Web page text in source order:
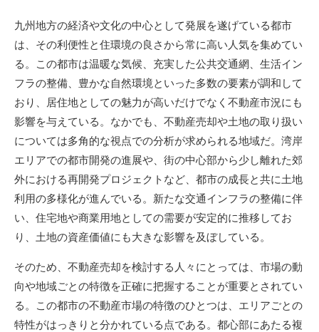
新
日
九州地方の経済や文化の中心として発展を遂げている都市
は、その利便性と住環境の良さから常に高い人気を集めてい
る。
この都市は温暖な気候、充実した公共交通網、生活イン
フラの整備、豊かな自然環境といった多数の要素が調和して
おり、居住地としての魅力が高いだけでなく不動産市況にも
影響を与えている。なかでも、不動産売却や土地の取り扱い
については多角的な視点での分析が求められる地域だ。湾岸
エリアでの都市開発の進展や、街の中心部から少し離れた郊
外における再開発プロジェクトなど、都市の成長と共に土地
利用の多様化が進んでいる。新たな交通インフラの整備に伴
い、住宅地や商業用地としての需要が安定的に推移してお
り、土地の資産価値にも大きな影響を及ぼしている。
そのため、不動産売却を検討する人々にとっては、市場の動
向や地域ごとの特徴を正確に把握することが重要とされてい
る。この都市の不動産市場の特徴のひとつは、エリアごとの
特性がはっきりと分かれている点である。都心部にあたる複